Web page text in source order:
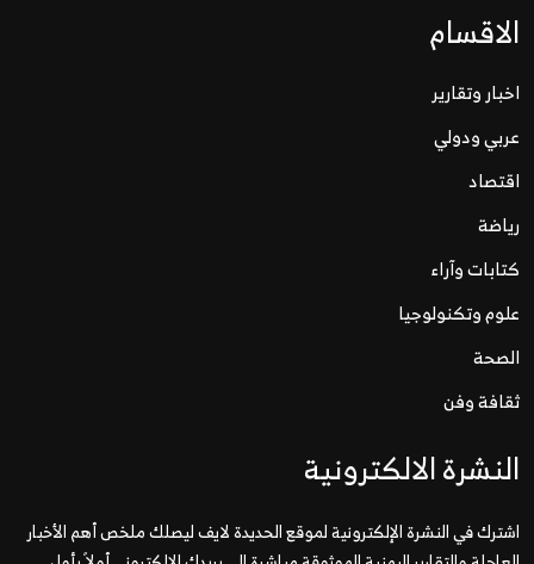
الاقسام
اخبار وتقارير
عربي ودولي
اقتصاد
رياضة
كتابات وآراء
علوم وتكنولوجيا
الصحة
ثقافة وفن
النشرة الالكترونية
اشترك في النشرة الإلكترونية لموقع الحديدة لايف ليصلك ملخص أهم الأخبار